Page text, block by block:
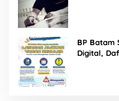
BP Batam
Digital,